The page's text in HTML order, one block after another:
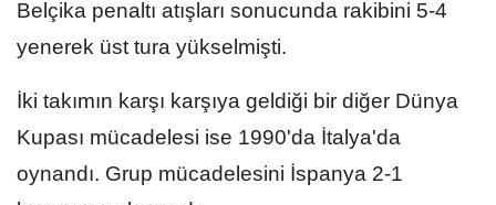
Belçika penaltı atışları sonucunda rakibini 5-4
yenerek üst tura yükselmişti.
İki takımın karşı karşıya geldiği bir diğer Dünya
Kupası mücadelesi ise 1990'da İtalya'da
oynandı. Grup mücadelesini İspanya 2-1